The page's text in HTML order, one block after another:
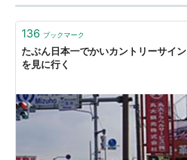
136 ブックマーク
たぶん日本一でかいカントリーサイン
を見に行く